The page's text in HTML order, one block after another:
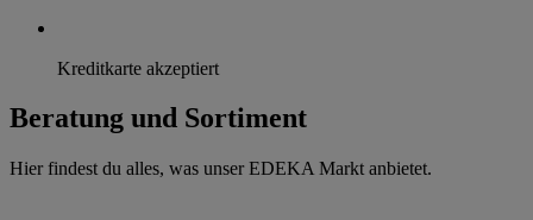
Kreditkarte akzeptiert
Beratung und Sortiment
Hier findest du alles, was unser EDEKA Markt anbietet.